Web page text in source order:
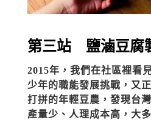
第三站 鹽滷豆腐
2015年，我們在社區裡看
少年的職能發展挑戰，又
打拼的年輕豆農，發現台
產量少、人理成本高，大